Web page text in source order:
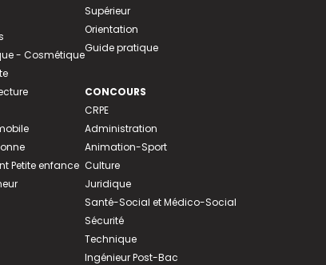
- Cosmétique
Petite enfance
Supérieur
Orientation
Guide pratique
CONCOURS
CRPE
Administration
Animation-Sport
Culture
Juridique
Santé-Social et Médico-Social
Sécurité
Technique
Ingénieur Post-Bac